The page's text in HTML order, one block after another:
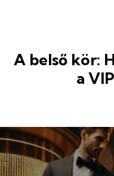
A belső kör:
a